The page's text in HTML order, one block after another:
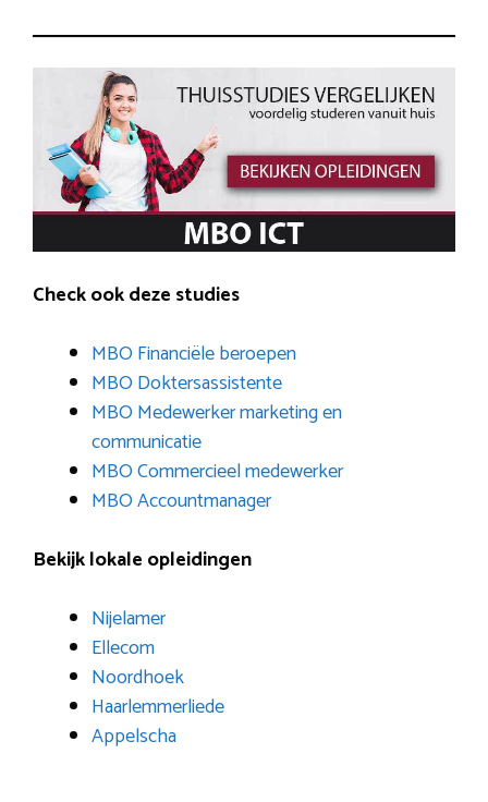
Check ook deze studies
MBO Financiële beroepen
MBO Doktersassistente
MBO Medewerker marketing en
communicatie
MBO Commercieel medewerker
MBO Accountmanager
Bekijk lokale opleidingen
Nijelamer
Ellecom
Noordhoek
Haarlemmerliede
Appelscha